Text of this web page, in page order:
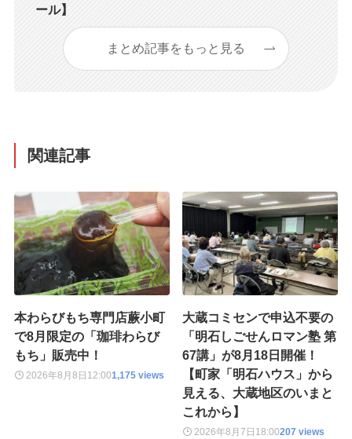
ール】
まとめ記事をもっと見る
関連記事
本わらびもち専門店蕨小町
で8月限定の「珈琲わらび
もち」販売中！
2026年8月8日 12:001,175 views
大蔵コミセンで申込不要の
「明石しごせんロマン塾 第
67講」が8月18日開催！
【町家「明石ハウス」から
見える、大蔵地区のいまと
これから】
2026年8月7日 18:00207 views